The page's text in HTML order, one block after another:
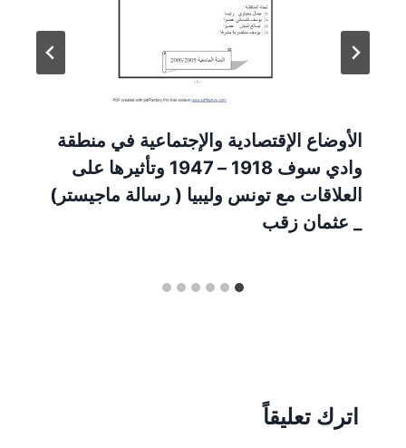
الأوضاع الإقتصادية والإجتماعية في منطقة
وادي سوف 1918 – 1947 وتأثيرها على
العلاقات مع تونس وليبيا ( رسالة ماجيستر)
_ عثمان زقب
اترك تعليقاً